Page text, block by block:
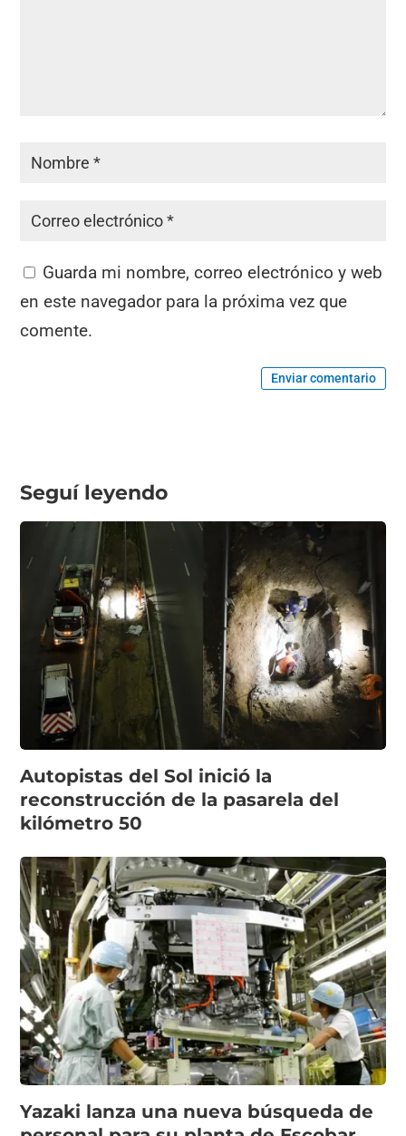
Guarda mi nombre, correo electrónico y web
en este navegador para la próxima vez que
comente.
Enviar comentario
Seguí leyendo
Autopistas del Sol inició la
reconstrucción de la pasarela del
kilómetro 50
Yazaki lanza una nueva búsqueda de